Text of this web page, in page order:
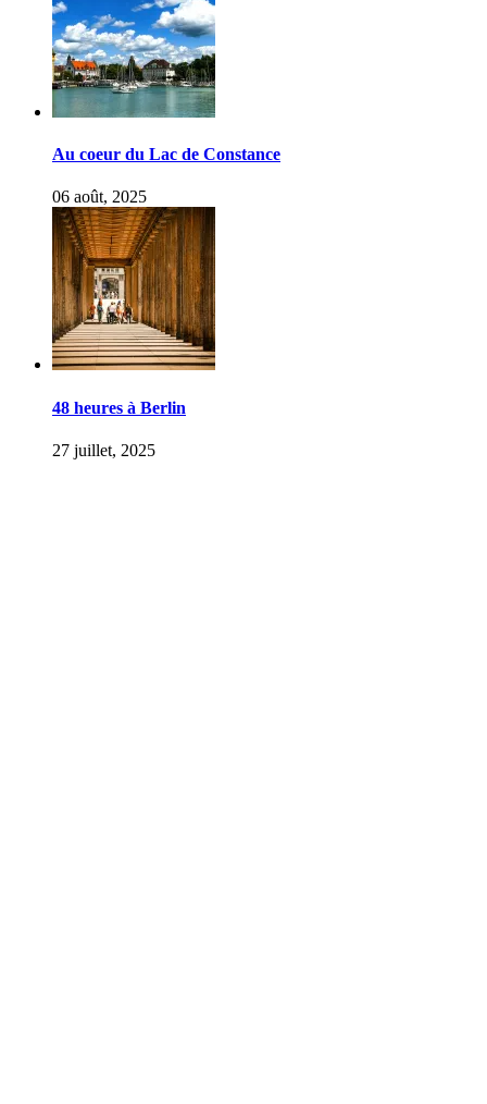
Au coeur du Lac de Constance
06 août, 2025
48 heures à Berlin
27 juillet, 2025